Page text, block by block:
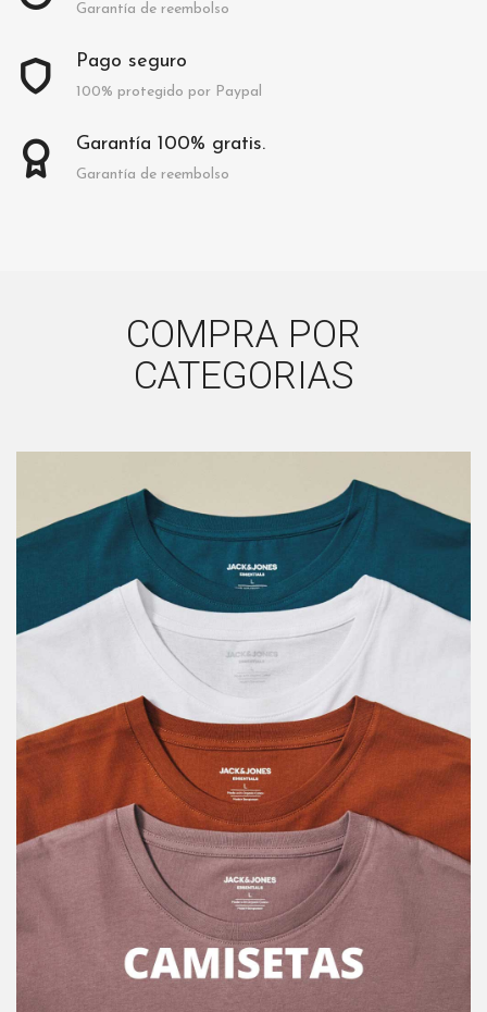
Garantía de reembolso
Pago seguro
100% protegido por Paypal
Garantía 100% gratis.
Garantía de reembolso
COMPRA POR
CATEGORIAS